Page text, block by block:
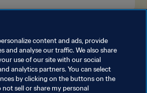
content and ads, provide
and analyse our traffic. We also share
use of our site with our social
analytics partners. You can select
by clicking on the buttons on the
sell or share my personal